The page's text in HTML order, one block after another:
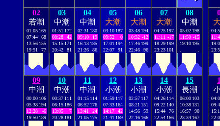
02
若潮
01:05 165
07:44
68
13:56 155
19:51
77
03
中潮
01:51 172
08:28
42
15:15 171
20:42
81
04
中潮
02:31 180
09:10
19
16:13 185
21:26
86
05
大潮
03:10 187
09:52
0
17:01 194
22:07
91
06
大潮
03:48 194
10:32 -12
17:46 199
22:46
96
07
大潮
04:25 197
11:11 -17
18:29 199
23:23 101
08
中潮
05:02 198
11:50 -15
19:10 195
09
中潮
00:00 106
05:38 194
12:28
-6
19:50 189
10
中潮
00:37 111
06:15 186
13:05
7
20:28 181
11
中潮
01:15 114
06:52 176
13:41
24
21:05 175
12
小潮
01:59 117
07:33 164
14:17
42
21:41 169
13
小潮
02:57 117
08:21 151
14:56
59
22:16 166
14
小潮
04:26 114
09:22 140
15:44
76
22:54 166
15
長潮
06:00 103
10:38 131
16:57
90
23:34 167